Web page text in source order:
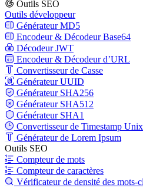
Outils SEO
Outils développeur
Générateur MD5
Encodeur & Décodeur Base64
Décodeur JWT
Encodeur & Décodeur d’URL
Convertisseur de Casse
Générateur UUID
Générateur SHA256
Générateur SHA512
Générateur SHA1
Convertisseur de Timestamp Unix
Générateur de Lorem Ipsum
Outils SEO
Compteur de mots
Compteur de caractères
Vérificateur de densité des mots-